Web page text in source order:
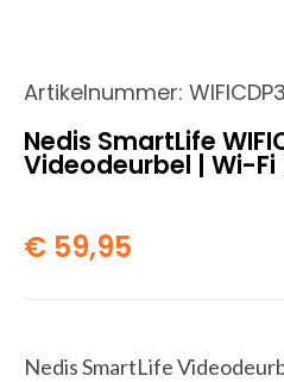
Artikelnummer:
Nedis SmartLife
Videodeurbel | Wi-Fi
€ 59,95
Nedis SmartLife